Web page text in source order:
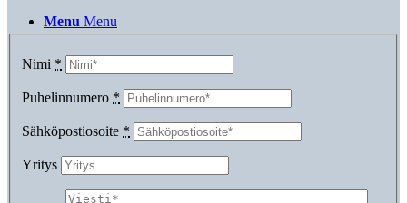
Menu Menu
Nimi *
Puhelinnumero *
Sähköpostiosoite *
Yritys